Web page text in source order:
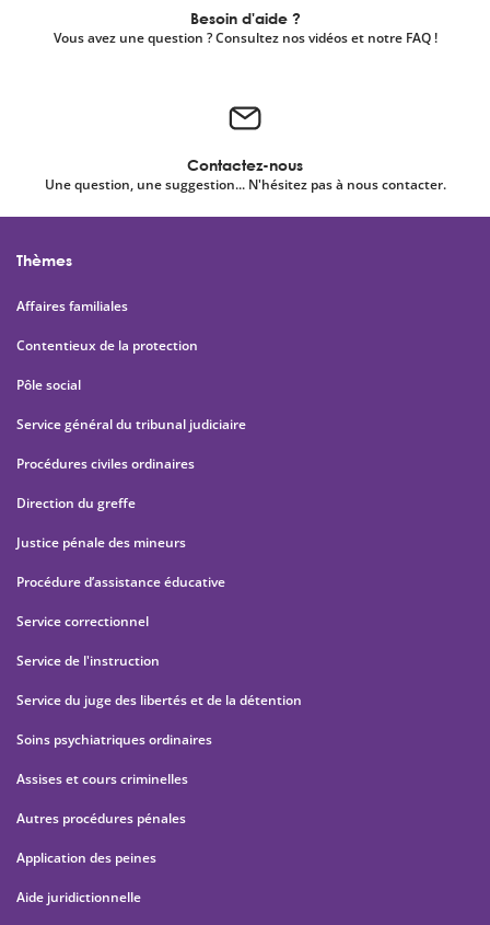
Besoin d'aide ?
Vous avez une question ? Consultez nos vidéos et notre FAQ !
Contactez-nous
Une question, une suggestion... N'hésitez pas à nous contacter.
Thèmes
Affaires familiales
Contentieux de la protection
Pôle social
Service général du tribunal judiciaire
Procédures civiles ordinaires
Direction du greffe
Justice pénale des mineurs
Procédure d’assistance éducative
Service correctionnel
Service de l'instruction
Service du juge des libertés et de la détention
Soins psychiatriques ordinaires
Assises et cours criminelles
Autres procédures pénales
Application des peines
Aide juridictionnelle